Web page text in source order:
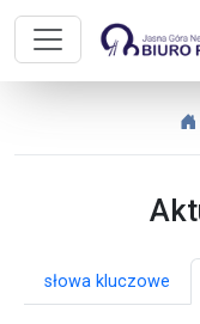
Biuro
słowa kluczowe